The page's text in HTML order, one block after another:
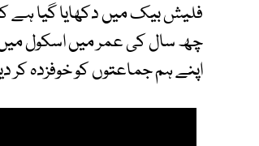
فلیش بیک میں دکھایا گیا ہے
چھ سال کی عمر میں اسکول
اپنے ہم جماعتوں کو خوفزدہ کر